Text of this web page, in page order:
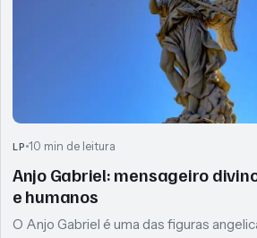
LP 10 min de leitura
Anjo Gabriel: mensageiro
e humanos
O Anjo Gabriel é uma das figuras